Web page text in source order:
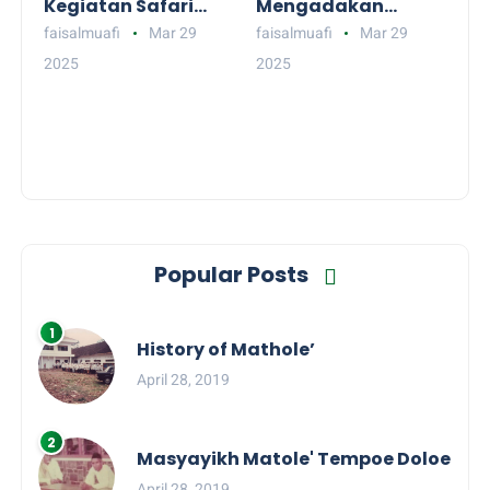
Kegiatan Safari
Ramadhan &
KMF Jakarta
faisalmuafi
Mar 29
2025
Mengadakan
Kegiatan Sosial
faisalmuafi
Mar 29
2025
Popular Posts
History of Mathole’
April 28, 2019
Masyayikh Matole' Tempoe Doloe